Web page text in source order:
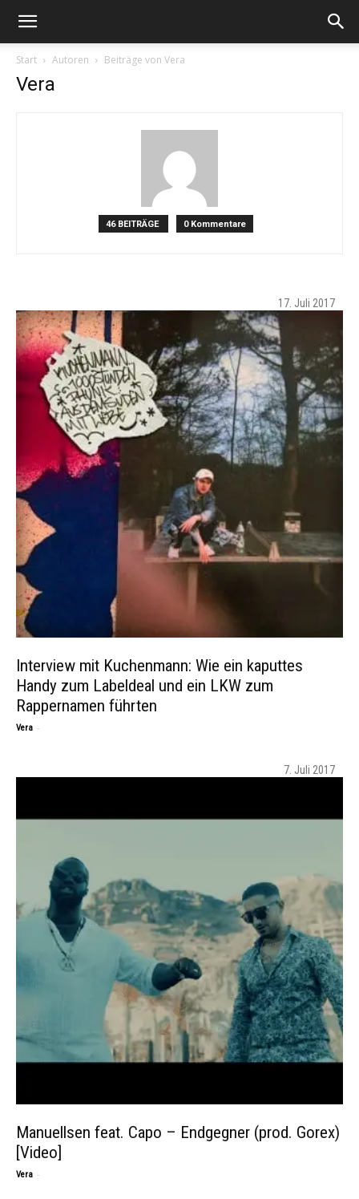
Start Autoren Beiträge von Vera
Vera
46 BEITRÄGE 0 Kommentare
17. Juli 2017
Interview mit Kuchenmann: Wie ein kaputtes
Handy zum Labeldeal und ein LKW zum
Rappernamen führten
Vera -
7. Juli 2017
Manuellsen feat. Capo – Endgegner (prod. Gorex)
[Video]
Vera -